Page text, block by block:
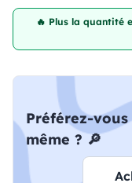
🔥 Plus la quantité
Préférez-
même ? 🔎